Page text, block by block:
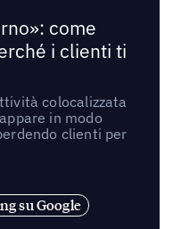
come
i clienti ti
colocalizzata
in modo
clienti per
su Google